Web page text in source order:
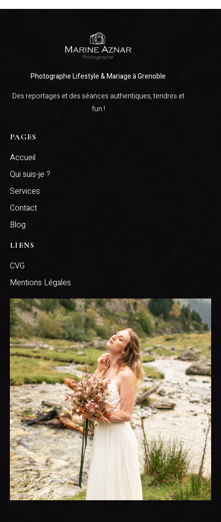
Photographe Lifestyle & Mariage à Grenoble
Des reportages et des séances authentiques, tendres et
fun !
PAGES
Accueil
Qui suis-je ?
Services
Contact
Blog
LIENS
CVG
Mentions Légales